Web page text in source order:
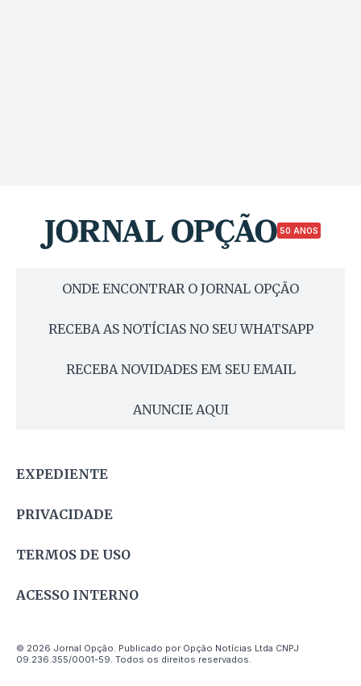
50 ANOS
ONDE ENCONTRAR O JORNAL OPÇÃO
RECEBA AS NOTÍCIAS NO SEU WHATSAPP
RECEBA NOVIDADES EM SEU EMAIL
ANUNCIE AQUI
EXPEDIENTE
PRIVACIDADE
TERMOS DE USO
ACESSO INTERNO
© 2026 Jornal Opção. Publicado por Opção Notícias Ltda CNPJ
09.236.355/0001-59. Todos os direitos reservados.